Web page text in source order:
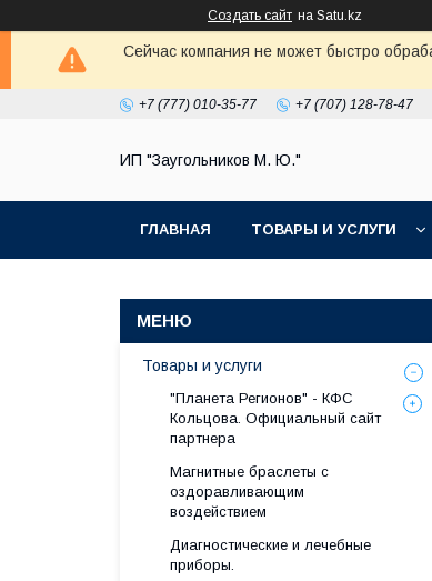
Создать сайт на Satu.kz
Сейчас компания не может быстро
+7 (777) 010-35-77 +7 (707) 128-78-47
ИП "Заугольников М. Ю."
ГЛАВНАЯ ТОВАРЫ И УСЛУГИ
Товары и услуги
"Планета Регионов" - КФС
Кольцова. Официальный сайт
партнера
Магнитные браслеты с
оздоравливающим
воздействием
Диагностические и лечебные
приборы.